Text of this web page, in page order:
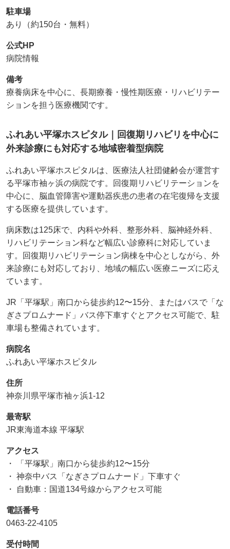
駐車場
あり（約150台・無料）
公式HP
病院情報
備考
療養病床を中心に、長期療養・慢性期医療・リハビリテー
ションを担う医療機関です。
ふれあい平塚ホスピタル｜回復期リハビリを中心に
外来診療にも対応する地域密着型病院
ふれあい平塚ホスピタルは、医療法人社団健齢会が運営す
る平塚市袖ヶ浜の病院です。回復期リハビリテーションを
中心に、脳血管障害や運動器疾患の患者の在宅復帰を支援
する医療を提供しています。
病床数は125床で、内科や外科、整形外科、脳神経外科、
リハビリテーション科など幅広い診療科に対応していま
す。回復期リハビリテーション病棟を中心としながら、外
来診療にも対応しており、地域の幅広い医療ニーズに応え
ています。
JR「平塚駅」南口から徒歩約12〜15分、またはバスで「な
ぎさプロムナード」バス停下車すぐとアクセス可能で、駐
車場も整備されています。
病院名
ふれあい平塚ホスピタル
住所
神奈川県平塚市袖ヶ浜1-12
最寄駅
JR東海道本線 平塚駅
アクセス
・ 「平塚駅」南口から徒歩約12〜15分
・ 神奈中バス「なぎさプロムナード」下車すぐ
・ 自動車：国道134号線からアクセス可能
電話番号
0463-22-4105
受付時間